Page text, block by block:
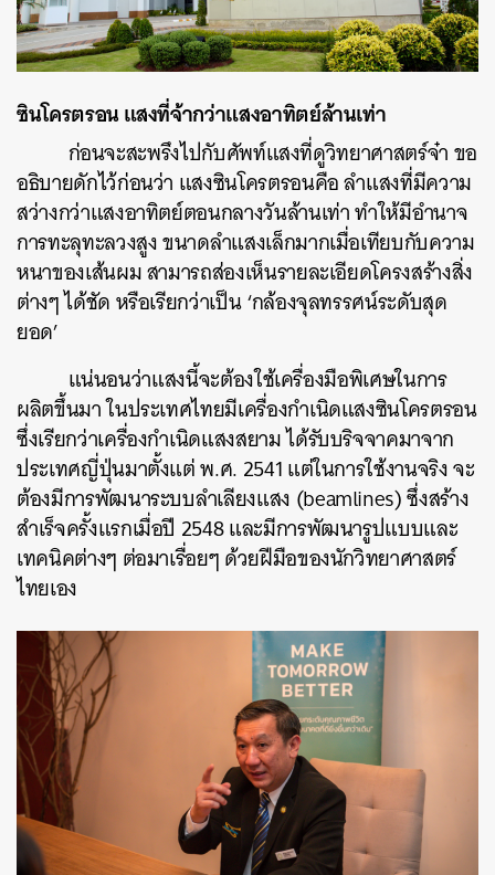
ซินโครตรอน แสงที่จ้ากว่าแสงอาทิตย์ล้านเท่า
ก่อนจะสะพรึงไปกับศัพท์แสงที่ดูวิทยาศาสตร์จ๋า ขอ
อธิบายดักไว้ก่อนว่า แสงซินโครตรอนคือ ลำแสงที่มีความ
สว่างกว่าแสงอาทิตย์ตอนกลางวันล้านเท่า ทำให้มีอำนาจ
การทะลุทะลวงสูง ขนาดลำแสงเล็กมากเมื่อเทียบกับความ
หนาของเส้นผม สามารถส่องเห็นรายละเอียดโครงสร้างสิ่ง
ต่างๆ ได้ชัด หรือเรียกว่าเป็น ‘กล้องจุลทรรศน์ระดับสุด
ยอด’
แน่นอนว่าแสงนี้จะต้องใช้เครื่องมือพิเศษในการ
ผลิตขึ้นมา ในประเทศไทยมีเครื่องกำเนิดแสงซินโครตรอน
ซึ่งเรียกว่าเครื่องกำเนิดแสงสยาม ได้รับบริจจาคมาจาก
ประเทศญี่ปุ่นมาตั้งแต่ พ.ศ. 2541 แต่ในการใช้งานจริง จะ
ต้องมีการพัฒนาระบบลำเลียงแสง (beamlines) ซึ่งสร้าง
สำเร็จครั้งแรกเมื่อปี 2548 และมีการพัฒนารูปแบบและ
เทคนิคต่างๆ ต่อมาเรื่อยๆ ด้วยฝีมือของนักวิทยาศาสตร์
ไทยเอง